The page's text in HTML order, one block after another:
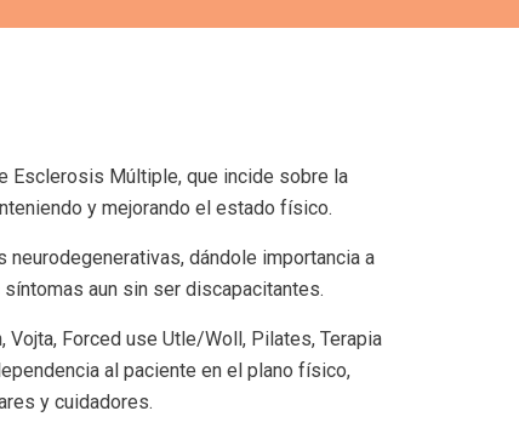
Esclerosis Múltiple, que incide sobre la
y mejorando el estado físico.
dándole importancia a
aun sin ser discapacitantes.
Forced use Utle/Woll, Pilates, Terapia
al paciente en el plano físico,
y cuidadores.